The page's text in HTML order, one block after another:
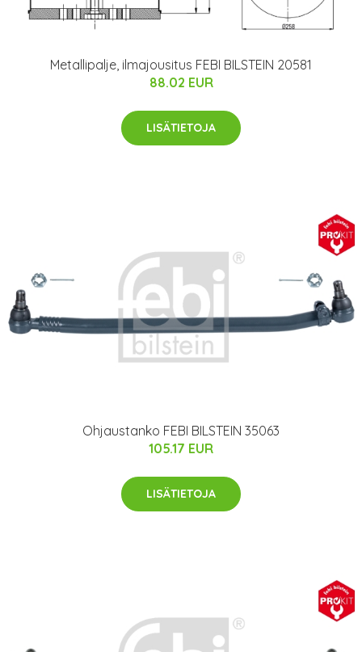
Metallipalje, ilmajousitus FEBI BILSTEIN 20581
88.02 EUR
LISÄTIETOJA
Ohjaustanko FEBI BILSTEIN 35063
105.17 EUR
LISÄTIETOJA